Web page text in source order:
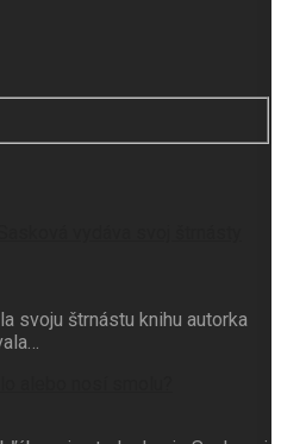
svoju štrnástu knihu autorka